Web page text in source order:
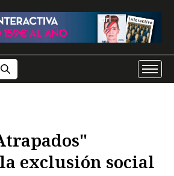
exclusión social